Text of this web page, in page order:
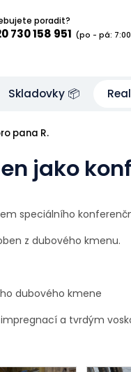
poradit?
730 158 951 (po - pá: 7:00
Skladovky 📦
pana R.
jako
speciálního
z dubového kmenu.
dubového kmene
a tvrdým